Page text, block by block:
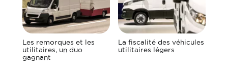
Les remorques et les
utilitaires, un duo
gagnant
La fiscalité des véhicules
utilitaires légers